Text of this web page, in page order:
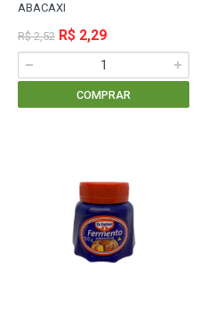
ABACAXI
R$ 2,52 R$ 2,29
COMPRAR